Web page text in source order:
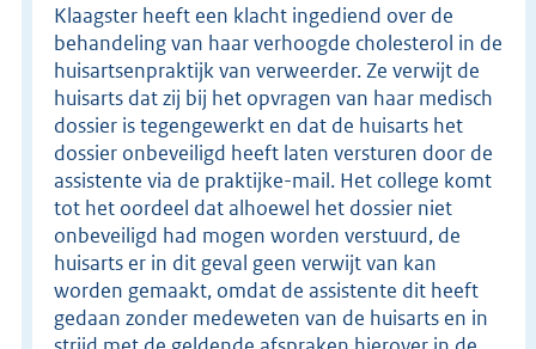
Klaagster heeft een klacht ingediend over de
behandeling van haar verhoogde cholesterol in de
huisartsenpraktijk van verweerder. Ze verwijt de
huisarts dat zij bij het opvragen van haar medisch
dossier is tegengewerkt en dat de huisarts het
dossier onbeveiligd heeft laten versturen door de
assistente via de praktijke-mail. Het college komt
tot het oordeel dat alhoewel het dossier niet
onbeveiligd had mogen worden verstuurd, de
huisarts er in dit geval geen verwijt van kan
worden gemaakt, omdat de assistente dit heeft
gedaan zonder medeweten van de huisarts en in